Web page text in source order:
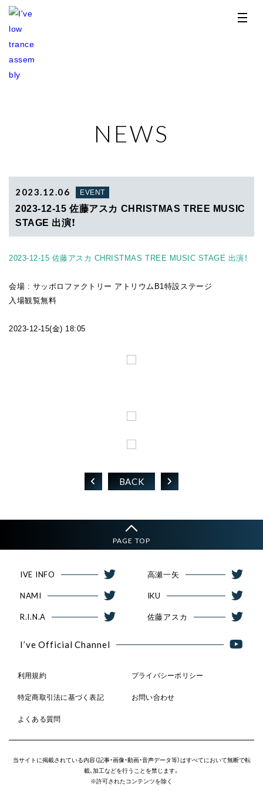
TOP
FAN CLUB
NEWS
2023.12.06 EVENT
2023-12-15 佐藤アスカ CHRISTMAS TREE MUSIC
STAGE 出演！
2023-12-15 佐藤アスカ CHRISTMAS TREE MUSIC STAGE 出演！
会場 : サッポロファクトリー アトリウムB1特設ステージ
入場観覧無料
2023-12-15(金) 18:05
BACK
PAGE TOP
IVE INFO 高瀬一矢
NAMI IKU
R.I.N.A 佐藤アスカ
I’ve Official Channel
利用規約 プライバシーポリシー
特定商取引法に基づく表記 お問い合わせ
よくある質問
当サイトに掲載されている内容（記事・画像・動画・音声データ等）はすべてにおいて無断で転
載、加工などを行うことを禁じます。
※許可されたコンテンツを除く